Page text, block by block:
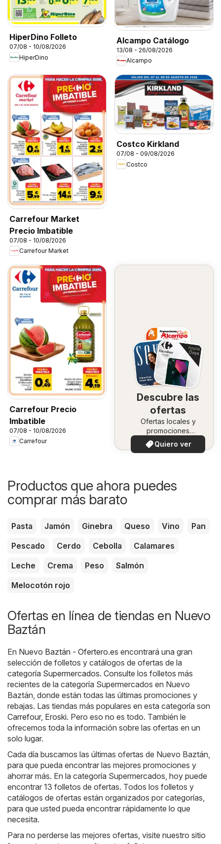
HiperDino Folleto
07/08 - 10/08/2026
HiperDino
Alcampo Catálogo
13/08 - 26/08/2026
Alcampo
Carrefour Market
Precio Imbatible
07/08 - 10/08/2026
Carrefour Market
Costco Kirkland
07/08 - 09/08/2026
Costco
Carrefour Precio
Imbatible
07/08 - 10/08/2026
Carrefour
Descubre las
ofertas
Ofertas locales y
promociones
especiales.
Quiero ver
Productos que ahora puedes
comprar más barato
Pasta Jamón Ginebra Queso Vino
Pan
Pescado
Cerdo Cebolla
Calamares
Leche
Crema Peso
Salmón
Melocotón rojo
Ofertas en línea de tiendas en Nuevo
Baztán
En Nuevo Baztán - Ofertero.es encontrará una gran
selección de folletos y catálogos de ofertas de la
categoría Supermercados. Consulte los folletos más
recientes de la categoría Supermercados en Nuevo
Baztán, donde están todas las últimas promociones y
rebajas. Las tiendas más populares en esta categoría son
Carrefour, Eroski. Pero eso no es todo. También le
ofrecemos toda la información sobre las ofertas en un
solo lugar.
Cada día buscamos las últimas ofertas de Nuevo Baztán,
para que pueda encontrar las mejores promociones y
ahorrar más. En la categoría Supermercados, hoy puede
encontrar 13 folletos de ofertas. Todos los folletos y
catálogos de ofertas están organizados por categorías,
para que usted pueda encontrar rápidamente lo que
necesita.
Para no perderse las mejores ofertas, visite nuestro sitio